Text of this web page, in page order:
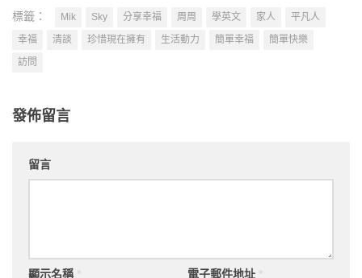
標籤： Mik Sky 分享幸福 周周 學英文 家人
平凡人
幸福
清談 珍惜現在擁有 生活動力 簡單幸福
簡單快樂
訪問
發佈留言
留言
顯示名稱 電子郵件地址